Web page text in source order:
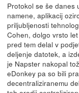
Protokol se še danes
namene, aplikacij
priljubljenosti
Cohen, dolgo vrsto
pred tem delal v
deljenje datotek, a
je Napster nakopal
eDonkey pa so bili
decentraliziranemu